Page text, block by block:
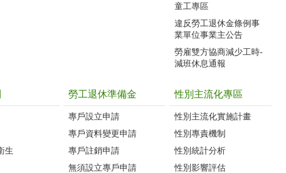
童工專區
違反勞工退休金條例事
業單位事業主公告
勞雇雙方協商減少工時-
減班休息通報
生
勞工退休準備金
專戶設立申請
專戶資料變更申請
專戶註銷申請
無須設立專戶申請
性別主流化專區
性別主流化實施計畫
性別專責機制
性別統計分析
性別影響評估